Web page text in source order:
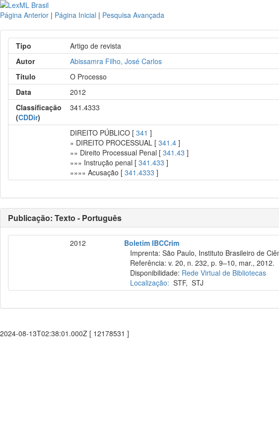
Página Anterior | Página Inicial | Pesquisa Avançada
Tipo
Artigo de revista
Autor
Abissamra Filho, José Carlos
Título
O Processo
Data
2012
Classificação
(CDDir)
341.4333
DIREITO PÚBLICO [341 ]
» DIREITO PROCESSUAL [341.4 ]
»» Direito Processual Penal [341.43 ]
»»» Instrução penal [341.433 ]
»»»» Acusação [341.4333 ]
Publicação: Texto - Português
2012
Boletim IBCCrim
Imprenta: São Paulo, Instituto Brasileiro de
Referência: v. 20, n. 232, p. 9–10, mar., 2012.
Disponibilidade: Rede Virtual de Bibliotecas
Localização: STF,STJ
2024-08-13T02:38:01.000Z [ 12178531 ]